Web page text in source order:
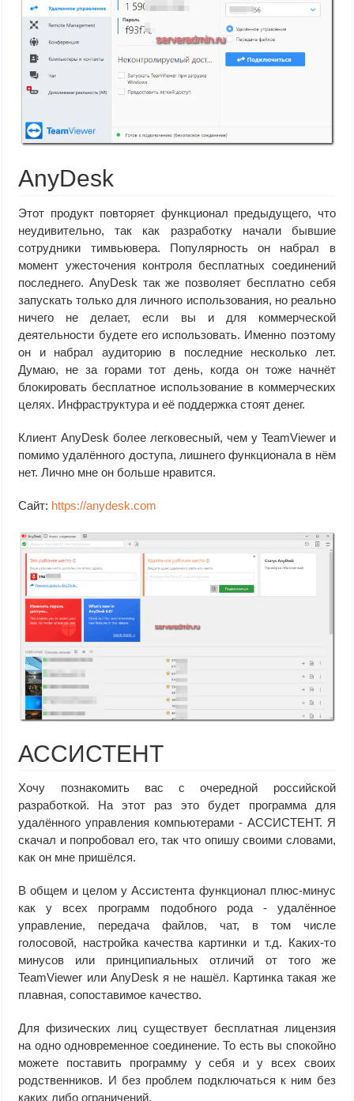
AnyDesk
Этот продукт повторяет функционал предыдущего, что
неудивительно, так как разработку начали бывшие
сотрудники тимвьювера. Популярность он набрал в
момент ужесточения контроля бесплатных соединений
последнего. AnyDesk так же позволяет бесплатно себя
запускать только для личного использования, но реально
ничего не делает, если вы и для коммерческой
деятельности будете его использовать. Именно поэтому
он и набрал аудиторию в последние несколько лет.
Думаю, не за горами тот день, когда он тоже начнёт
блокировать бесплатное использование в коммерческих
целях. Инфраструктура и её поддержка стоят денег.
Клиент AnyDesk более легковесный, чем у TeamViewer и
помимо удалённого доступа, лишнего функционала в нём
нет. Лично мне он больше нравится.
Сайт: https://anydesk.com
АССИСТЕНТ
Хочу познакомить вас с очередной российской
разработкой. На этот раз это будет программа для
удалённого управления компьютерами - АССИСТЕНТ. Я
скачал и попробовал его, так что опишу своими словами,
как он мне пришёлся.
В общем и целом у Ассистента функционал плюс-минус
как у всех программ подобного рода - удалённое
управление, передача файлов, чат, в том числе
голосовой, настройка качества картинки и т.д. Каких-то
минусов или принципиальных отличий от того же
TeamViewer или AnyDesk я не нашёл. Картинка такая же
плавная, сопоставимое качество.
Для физических лиц существует бесплатная лицензия
на одно одновременное соединение. То есть вы спокойно
можете поставить программу у себя и у всех своих
родственников. И без проблем подключаться к ним без
каких либо ограничений.